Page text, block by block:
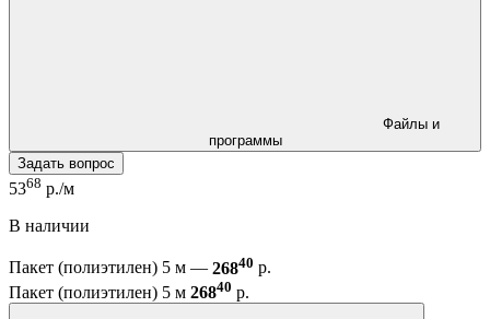
программы
Задать вопрос
5368 р./м
В наличии
Пакет (полиэтилен) 5 м — 26840 р.
Пакет (полиэтилен) 5 м 26840 р.